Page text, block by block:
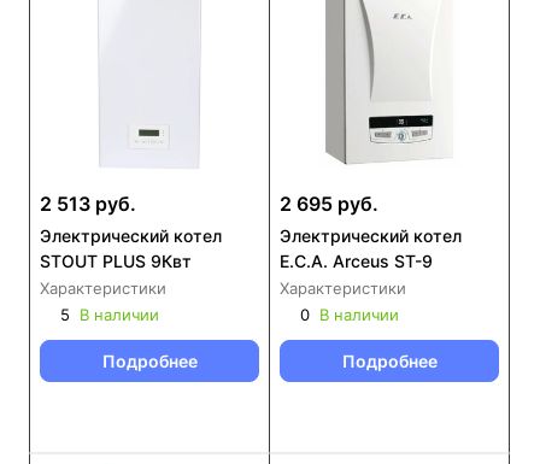
2 513 руб.
Электрический котел
STOUT PLUS 9Квт
Характеристики
5
В наличии
Подробнее
2 695 руб.
Электрический котел
E.C.A. Arceus ST-9
Характеристики
0 В наличии
Подробнее